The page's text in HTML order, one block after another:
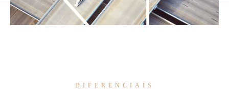
DIFERENCIAIS